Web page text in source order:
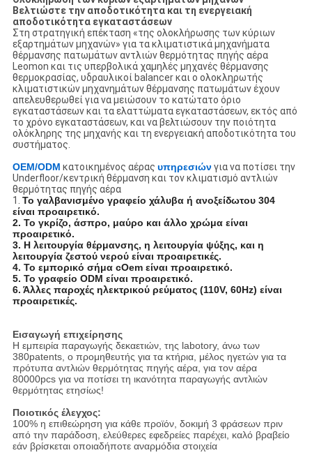
Βελτιώστε την αποδοτικότητα και τη ενεργειακή
αποδοτικότητα εγκαταστάσεων
Στη στρατηγική επέκταση «της ολοκλήρωσης των κύριων
εξαρτημάτων μηχανών» για τα κλιματιστικά μηχανήματα
θέρμανσης πατωμάτων αντλιών θερμότητας πηγής αέρα
Leomon και τις υπερβολικά χαμηλές μηχανές θέρμανσης
θερμοκρασίας, υδραυλικοί balancer και ο ολοκληρωτής
κλιματιστικών μηχανημάτων θέρμανσης πατωμάτων έχουν
απελευθερωθεί για να μειώσουν το κατώτατο όριο
εγκαταστάσεων και τα ελαττώματα εγκαταστάσεων, εκτός από
το χρόνο εγκαταστάσεων, και να βελτιώσουν την ποιότητα
ολόκληρης της μηχανής και τη ενεργειακή αποδοτικότητα του
συστήματος.
OEM/ODM κατοικημένος αέρας υπηρεσιώνγια να ποτίσει την
Underfloor/κεντρική θέρμανση και τον κλιματισμό αντλιών
θερμότητας πηγής αέρα
1. Το γαλβανισμένο γραφείο χάλυβα ή ανοξείδωτου 304
είναι προαιρετικό.
2. Το γκρίζο, άσπρο, μαύρο και άλλο χρώμα είναι
προαιρετικό.
3. Η λειτουργία θέρμανσης, η λειτουργία ψύξης, και η
λειτουργία ζεστού νερού είναι προαιρετικές.
4. Το εμπορικό σήμα cOem είναι προαιρετικό.
5. Το γραφείο ODM είναι προαιρετικό.
6. Άλλες παροχές ηλεκτρικού ρεύματος (110V, 60Hz) είναι
προαιρετικές.
Εισαγωγή επιχείρησης
Η εμπειρία παραγωγής δεκαετιών, της labotory, άνω των
380patents, ο προμηθευτής για τα κτήρια, μέλος ηγετών για τα
πρότυπα αντλιών θερμότητας πηγής αέρα, για τον αέρα
80000pcs για να ποτίσει τη ικανότητα παραγωγής αντλιών
θερμότητας ετησίως!
Ποιοτικός έλεγχος:
100% η επιθεώρηση για κάθε προϊόν, δοκιμή 3 φράσεων πριν
από την παράδοση, ελεύθερες εφεδρείες παρέχει, καλό βραβείο
εάν βρίσκεται οποιαδήποτε αναρμόδια στοιχεία